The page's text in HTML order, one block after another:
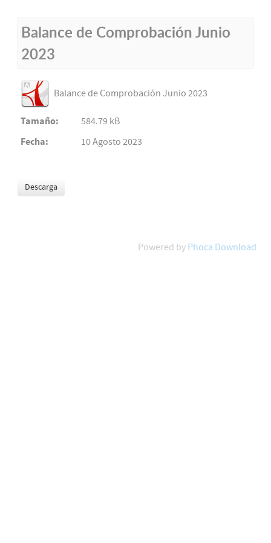
Balance de Comprobación Junio
2023
Balance de Comprobación Junio 2023
Tamaño:
584.79 kB
Fecha:
10 Agosto 2023
Powered by Phoca Download